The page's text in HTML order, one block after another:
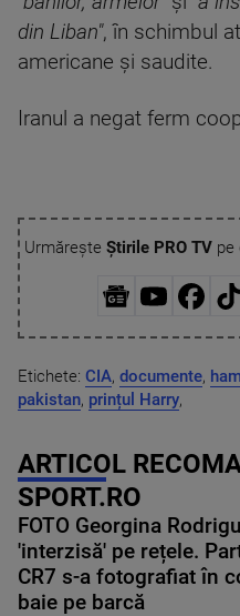
din Liban", în schimbul
americane și saudite.
Iranul a negat ferm
Urmărește Știrile PRO TVpe
Etichete: CIA, documente,
pakistan, prințul Harry,
ARTICOL
SPORT.RO
FOTO Georgina
'interzisă' pe rețele.
CR7 s-a fotografiat în
baie pe barcă